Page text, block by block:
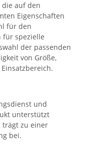
auf den
Eigenschaften
für den
für spezielle
der passenden
von Größe,
und
unterstützt
zu einer
bei.